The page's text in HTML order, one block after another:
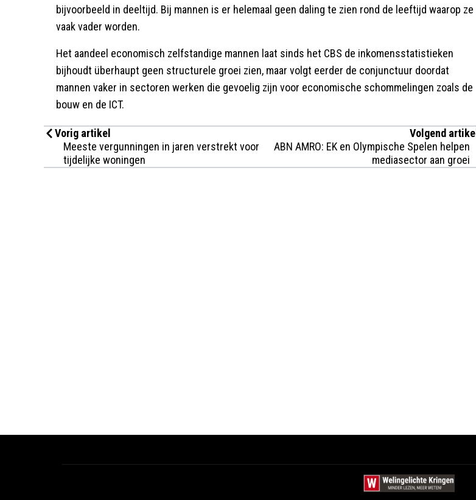
bijvoorbeeld in deeltijd. Bij mannen is er helemaal geen daling te zien rond de leeftijd waarop ze
vaak vader worden.
Het aandeel economisch zelfstandige mannen laat sinds het CBS de inkomensstatistieken
bijhoudt überhaupt geen structurele groei zien, maar volgt eerder de conjunctuur doordat
mannen vaker in sectoren werken die gevoelig zijn voor economische schommelingen zoals de
bouw en de ICT.
Vorig artikel
Meeste vergunningen in jaren verstrekt voor
tijdelijke woningen
Volgend artikel
ABN AMRO: EK en Olympische Spelen helpen
mediasector aan groei